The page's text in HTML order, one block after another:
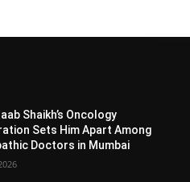
Shaikh’s Oncology
Sets Him Apart Among
Doctors in Mumbai